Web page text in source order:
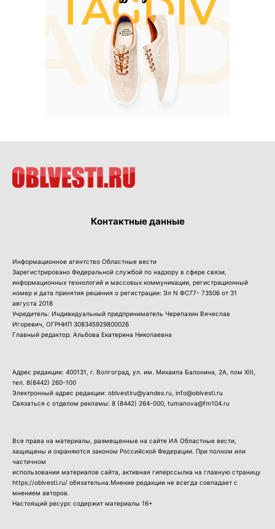
Контактные данные
Информационное агентство Областные вести
Зарегистрировано Федеральной службой по надзору в сфере связи,
информационных технологий и массовых коммуникации, регистрационный
номер и дата принятия решения о регистрации: Эл N ФС77- 73506 от 31
августа 2018
Учредитель: Индивидуальный предприниматель Черепахин Вячеслав
Игоревич, ОГРНИП 308345929800026
Главный редактор: Альбова Екатерина Николаевна
Адрес редакции: 400131, г. Волгоград, ул. им. Михаила Балонина, 2А, пом XIII,
тел. 8(8442) 260-100
Электронный адрес редакции: oblvestiru@yandex.ru, info@oblvesti.ru
Связаться с отделом рекламы: 8 (8442) 264-000 , tumanova@fm104.ru
Все права на материалы, размещенные на сайте ИА Областные вести,
защищены и охраняются законом Российской Федерации. При полном или
частичном
использовании материалов сайта, активная гиперссылка на главную страницу
https://oblvesti.ru/ обязательна.Мнение редакции не всегда совпадает с
мнением авторов.
Настоящий ресурс содержит материалы 16+